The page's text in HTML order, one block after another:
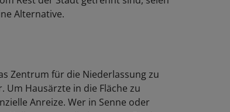
Alternative.
Zentrum für die Niederlassung zu
Hausärzte in die Fläche zu
Anreize. Wer in Senne oder